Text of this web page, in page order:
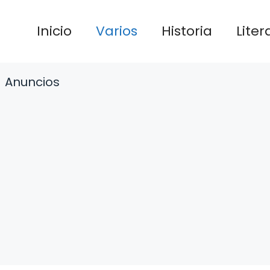
Inicio Varios Historia
Anuncios